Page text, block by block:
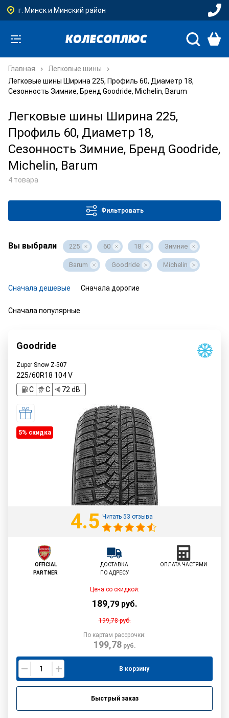
г. Минск и Минский район
Главная
Легковые шины
Легковые шины Ширина 225, Профиль 60, Диаметр 18,
Сезонность Зимние, Бренд Goodride, Michelin, Barum
Легковые шины Ширина 225,
Профиль 60, Диаметр 18,
Сезонность Зимние, Бренд Goodride,
Michelin, Barum
4 товара
Фильтровать
Вы выбрали 225 60 18 Зимние
Barum Goodride Michelin
Сначала дешевые Сначала дорогие
Сначала популярные
Goodride
Zuper Snow Z-507
225/60R18 104V
C
C 72 dB
5% cкидка
4.5 Читать 53 отзыва
OFFICIAL
PARTNER
ДОСТАВКА
ПО АДРЕСУ
ОПЛАТА ЧАСТЯМИ
Цена со скидкой:
189,79 руб.
199,78руб.
По картам рассрочки:
199,78руб.
В корзину
Быстрый заказ